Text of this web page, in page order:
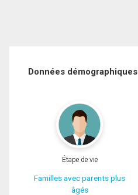
Données démographiques
Étape de vie
Familles avec parents plus
âgés